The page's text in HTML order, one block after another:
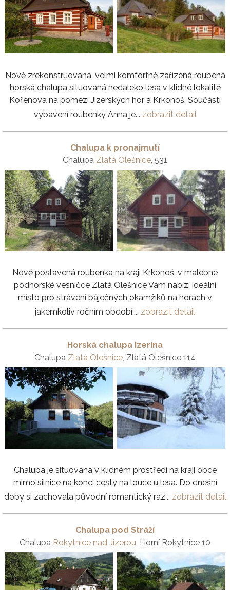
Nově zrekonstruovaná, velmi komfortně zařízená roubená
horská chalupa situovaná nedaleko lesa v klidné lokalitě
Kořenova na pomezí Jizerských hor a Krkonoš. Součástí
vybavení roubenky Anna je... zobrazit detail
Chalupa k pronajmutí
Chalupa Zlatá Olešnice , 531
Nově postavená roubenka na kraji Krkonoš, v malebné
podhorské vesničce Zlatá Olešnice Vám nabízí ideální
místo pro strávení báječných okamžiků na horách v
jakémkoliv ročním období.... zobrazit detail
Horská chalupa Izerína
Chalupa Zlatá Olešnice, Zlatá Olešnice 114
Chalupa je situována v klidném prostředí na kraji obce
mimo silnice na konci cesty na louce u lesa. Do dnešní
doby si zachovala původní romantický ráz... zobrazit detail
Chalupa pod Stráží
Chalupa Rokytnice nad Jizerou, Horní Rokytnice 10